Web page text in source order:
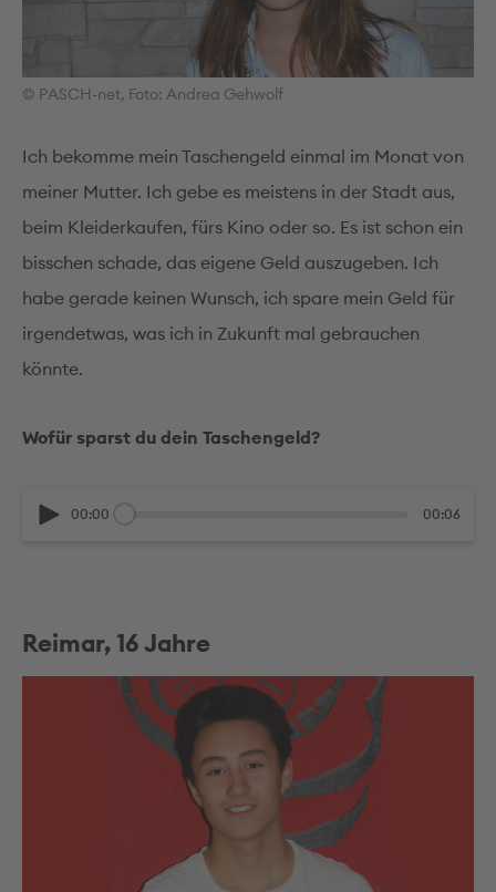
© PASCH-net, Foto: Andrea Gehwolf
Ich bekomme mein Taschengeld einmal im Monat von
meiner Mutter. Ich gebe es meistens in der Stadt aus,
beim Kleiderkaufen, fürs Kino oder so. Es ist schon ein
bisschen schade, das eigene Geld auszugeben. Ich
habe gerade keinen Wunsch, ich spare mein Geld für
irgendetwas, was ich in Zukunft mal gebrauchen
könnte.
Wofür sparst du dein Taschengeld?
00:00 00:06
Reimar, 16 Jahre